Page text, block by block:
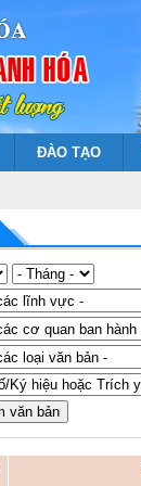
ĐÀO TẠO